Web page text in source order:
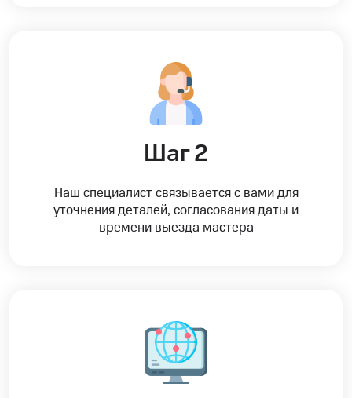
Шаг 2
Наш специалист связывается с вами для
уточнения деталей, согласования даты и
времени выезда мастера